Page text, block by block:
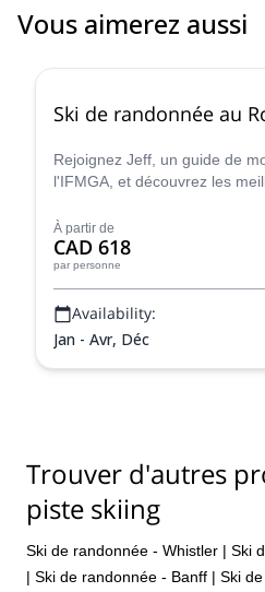
Vous aimerez aussi
Ski de randonnée au
Rejoignez Jeff, un guide de
l'IFMGA, et découvrez les
réputé pour ses énormes
À partir de
CAD 618
par personne
Availability:
Jan - Avr, Déc
Trouver d'autres
piste skiing
Ski de randonnée - Whistler | Ski
| Ski de randonnée - Banff | Ski